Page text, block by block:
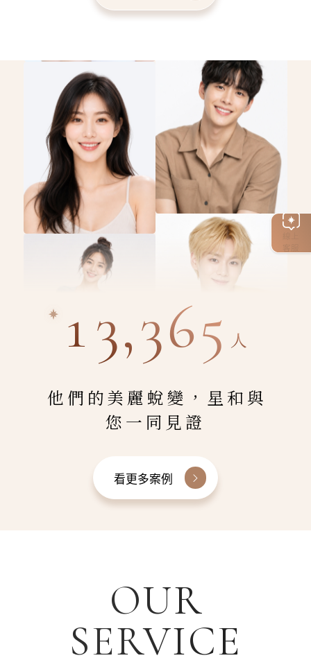
客服
13,365 人
他們的美麗蛻變，星和與
您一同見證
看更多案例
OUR
SERVICE